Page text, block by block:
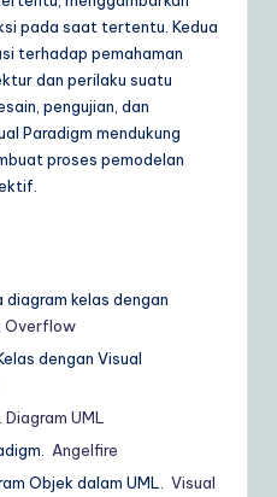
pada saat tertentu. Kedua
terhadap pemahaman
dan perilaku suatu
pengujian, dan
Paradigm mendukung
proses pemodelan
kelas dengan
Overflow
dengan Visual
Diagram UML
Angelfire
Objek dalam UML. Visual